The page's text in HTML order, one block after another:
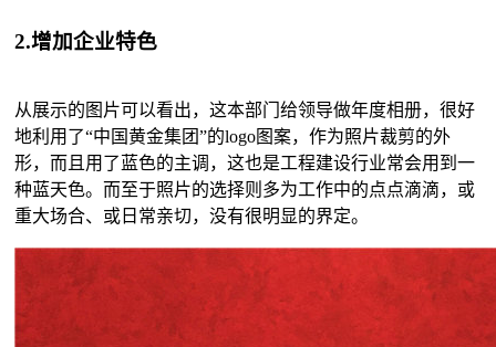
2.增加企业特色
从展示的图片可以看出，这本部门给领导做年度相册，很好
地利用了“中国黄金集团”的logo图案，作为照片裁剪的外
形，而且用了蓝色的主调，这也是工程建设行业常会用到一
种蓝天色。而至于照片的选择则多为工作中的点点滴滴，或
重大场合、或日常亲切，没有很明显的界定。